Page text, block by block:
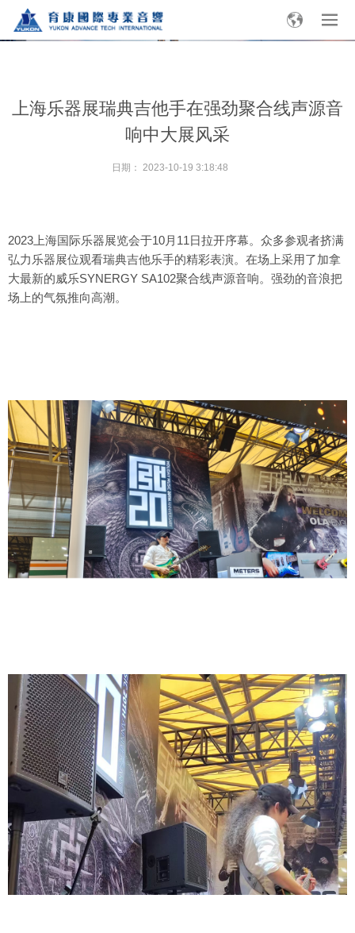
上海乐器展瑞典吉他手在强劲聚合线声源音
响中大展风采
日期： 2023-10-19 3:18:48
2023上海国际乐器展览会于10月11日拉开序幕。众多参观者挤满
弘力乐器展位观看瑞典吉他乐手的精彩表演。在场上采用了加拿
大最新的威乐SYNERGY SA102聚合线声源音响。强劲的音浪把
场上的气氛推向高潮。